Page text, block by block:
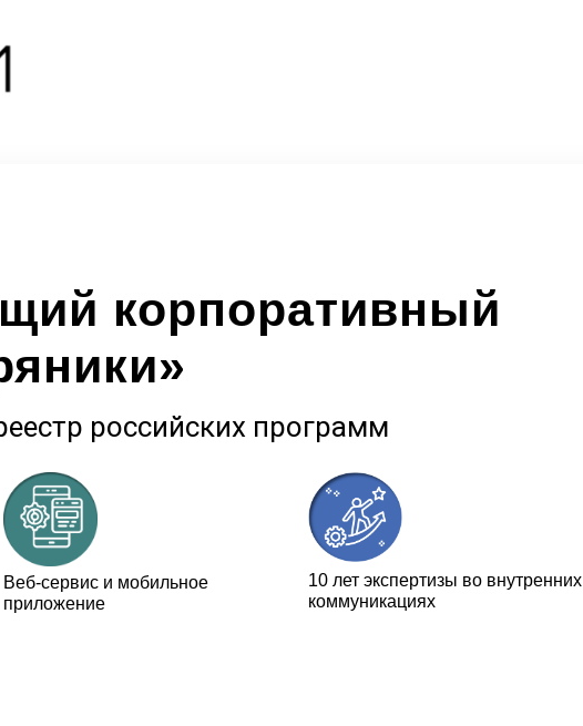
корпоративный
российских программ
Веб-сервис и мобильное
приложение
10 лет экспертизы во внутренних
коммуникациях